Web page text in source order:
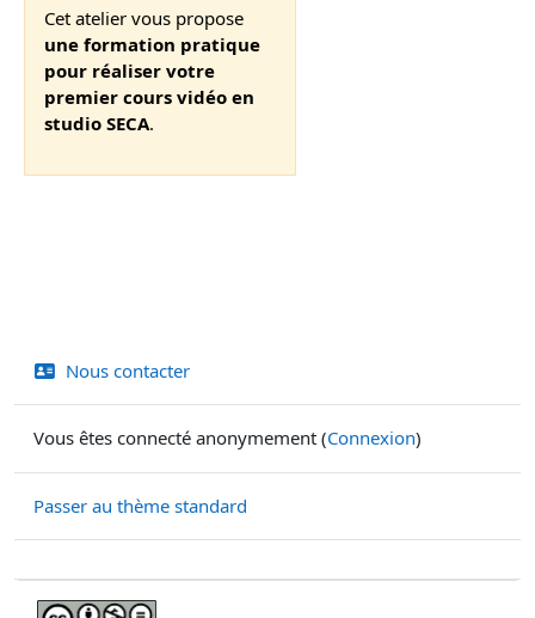
Cet atelier vous propose
une formation pratique
pour réaliser votre
premier cours vidéo en
studio SECA.
Nous contacter
Vous êtes connecté anonymement (Connexion)
Passer au thème standard